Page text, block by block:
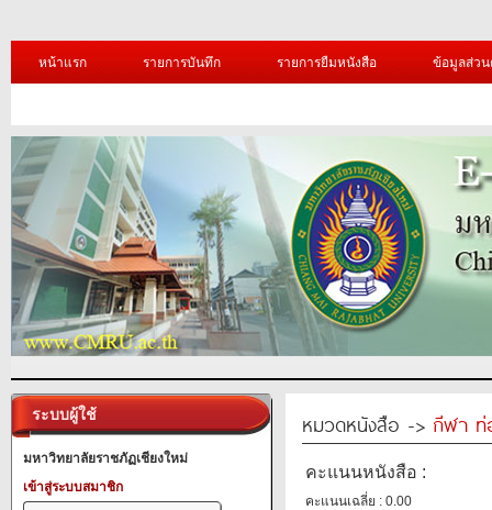
หน้าแรก รายการบันทึก รายการยืมหนังสือ ข้อมูลส่ว
ระบบผู้ใช้
มหาวิทยาลัยราชภัฏเชียงใหม่
เข้าสู่ระบบสมาชิก
หมวดหนังสือ -> กีฬา ท่
คะแนนหนังสือ :
คะแนนเฉลี่ย : 0.00